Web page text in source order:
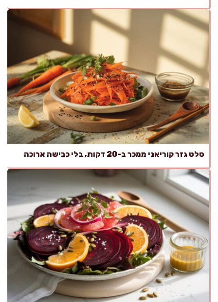
סלט גזר קוריאני ממכר ב-20 דקות, בלי כבישה ארוכה